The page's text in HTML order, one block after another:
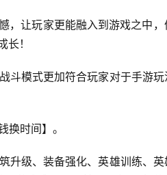
，让玩家更能融入到游戏之中
！
斗模式更加符合玩家对于手游
换时间】。
升级、装备强化、英雄训练、